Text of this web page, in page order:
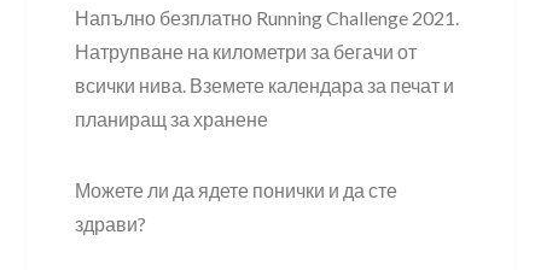
Напълно безплатно Running Challenge 2021.
Натрупване на километри за бегачи от
всички нива. Вземете календара за печат и
планиращ за хранене
Можете ли да ядете понички и да сте
здрави?